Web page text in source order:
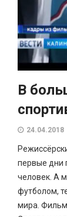
В
24.04.2018
первые дни
человек. А
футболом,
мира.